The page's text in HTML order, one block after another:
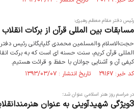
رئیس دفتر مقام معظم رهبری:
مسابقات بین المللی قرآن از برکات
حجت‌الاسلام والمسلمین محمدی گلپایگانی رئیس
المللی قرآن کریم، سنت حسنه ای است که به برکت
کیفی آن و آشنایی جوانان با حفظ و قرائت هستیم.
کد خبر: ۲۹۱۶۷ تاریخ انتشار : ۱۳۹۳/۰۳/۰۷
در مراسم روز هنر اسلامی عنوان شد؛
3ویژگی شهیدآوینی به عنوان هنرمندانقلابی